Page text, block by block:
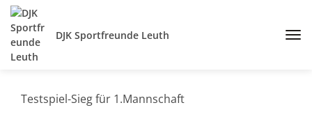
DJK Sportfreunde Leuth
Testspiel-Sieg für 1.Mannschaft